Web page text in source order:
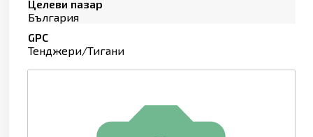
Целеви пазар
България
GPC
Тенджери/Тигани